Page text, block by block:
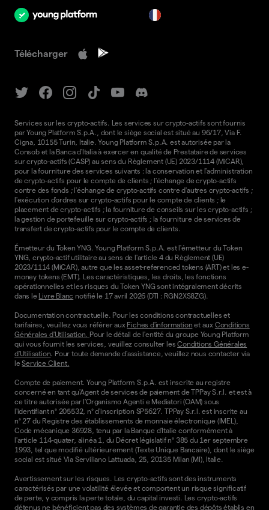
Télécharger
Services sur les crypto-actifs. Les services sur crypto-actifs sont fournis
par Young Platform S.p.A., dont le siège social est situé au 96/17, Via F.
Cigna, 10155 Turin, Italie. Young Platform S.p.A. est autorisée par la
Consob et la Banca d'Italia à exercer en qualité de Prestataire de services
sur crypto-actifs (CASP) au sens du Règlement (UE) 2023/1114 (MiCAR),
pour la fourniture des services suivants : la conservation et l'administration
de crypto-actifs pour le compte de clients ; l'échange de crypto-actifs
contre des fonds ; l'échange de crypto-actifs contre d'autres crypto-actifs ;
l'exécution d'ordres sur crypto-actifs pour le compte de clients ; le
placement de crypto-actifs ; la fourniture de conseils sur les crypto-actifs ;
la gestion de portefeuille sur crypto-actifs ; la fourniture de services de
transfert de crypto-actifs pour le compte de clients.
Émetteur du Token YNG. Young Platform S.p.A. est l'émetteur du Token
YNG, crypto-actif utilitaire au sens de l'article 4 du Règlement (UE)
2023/1114 (MiCAR), autre que les asset-referenced tokens (ART) et les e-
money tokens (EMT). Les caractéristiques, les droits, les fonctions
opérationnelles et les risques du Token YNG sont intégralement décrits
dans le
Livre Blanc notifié le 17 avril 2026 (DTI : RGN2XS8ZG).
Documentation contractuelle. Pour les conditions contractuelles et
tarifaires, veuillez vous référer aux Fiches d'information et aux Conditions
Générales d'Utilisation. Pour le détail de l'entité du groupe Young Platform
qui vous fournit les services, veuillez consulter lesConditions Générales
d'Utilisation. Pour toute demande d'assistance, veuillez nous contacter via
leService Client.
Compte de paiement. Young Platform S.p.A. est inscrite au registre
concerné en tant qu'Agent de services de paiement de TPPay S.r.l. et est à
ce titre autorisée par l'Organismo Agenti e Mediatori (OAM) sous
l'identifiant n° 205532, n° d'inscription SP5627. TPPay S.r.l. est inscrite au
n° 27 du Registre des établissements de monnaie électronique (IMEL),
Code mécanique 36928, tenu par la Banque d'Italie conformément à
l'article 114-quater, alinéa 1, du Décret législatif n° 385 du 1er septembre
1993, tel que modifié ultérieurement (Texte Unique Bancaire), dont le siège
social est situé Via Serviliano Lattuada, 25, 20135 Milan (MI), Italie.
Avertissement sur les risques. Les crypto-actifs sont des instruments
caractérisés par une volatilité élevée et comportent un risque significatif
de perte, y compris la perte totale, du capital investi. Les crypto-actifs
détenus ne bénéficient pas des systèmes de garantie des dépôts établis en